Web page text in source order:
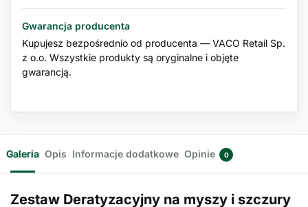
Gwarancja producenta
Kupujesz bezpośrednio od producenta — VACO Retail Sp.
z o.o. Wszystkie produkty są oryginalne i objęte
gwarancją.
Galeria Opis Informacje dodatkowe Opinie 0
Zestaw Deratyzacyjny na myszy i szczury